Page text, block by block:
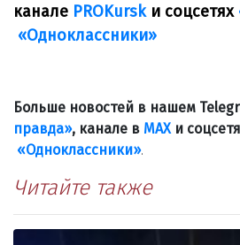
канале PROKurskи соцсетях
«Одноклассники»
Больше новостей в нашем
правда», канале в МАХ и
«Одноклассники».
Читайте также